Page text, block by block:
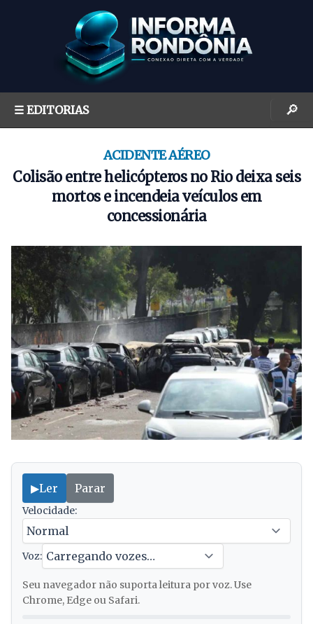
☰ EDITORIAS 🔎
ACIDENTE AÉREO
Colisão entre helicópteros no Rio deixa seis
mortos e incendeia veículos em
concessionária
▶Ler Parar
Velocidade:
Voz:
Seu navegador não suporta leitura por voz. Use
Chrome, Edge ou Safari.